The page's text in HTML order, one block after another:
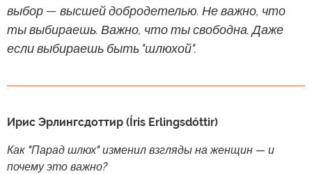
выбор — высшей добродетелью. Не важно, что
ты выбираешь. Важно, что ты свободна. Даже
если выбираешь быть "шлюхой".
Ирис Эрлингсдоттир (Íris Erlingsdóttir)
Как "Парад шлюх" изменил взгляды на женщин — и
почему это важно?